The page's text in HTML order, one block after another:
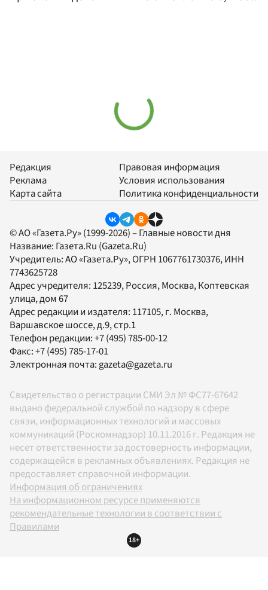
Редакция
Реклама
Карта сайта
Правовая информация
Условия использования
Политика конфиденциальности
© АО «Газета.Ру» (1999-2026) – Главные новости дня
Название: Газета.Ru (Gazeta.Ru)
Учредитель:АО «Газета.Ру», ОГРН 1067761730376, ИНН
7743625728
Адрес учредителя: 125239, Россия, Москва, Коптевская
улица, дом 67
Адрес редакции и издателя: 117105, г. Москва,
Варшавское шоссе, д.9, стр.1
Телефон редакции:+7 (495) 785-00-12
Факс:+7 (495) 785-17-01
Электронная почта:gazeta@gazeta.ru
Свидетельство о регистрации СМИ Эл № ФС77-67642
выдано федеральной службой по надзору в сфере
связи, информационных технологий и массовых
коммуникаций (Роскомнадзор) 10.11.2016 г. Редакция не
несет ответственности за достоверность информации,
содержащейся в рекламных объявлениях. Редакция не
предоставляет справочной информации.
Информация об ограничениях
На информационном ресурсе применяются
рекомендательные технологии в соответствии с
Правилами
18+